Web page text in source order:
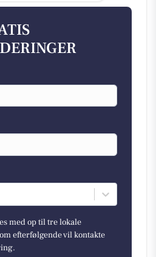
med op til tre lokale
efterfølgende vil kontakte